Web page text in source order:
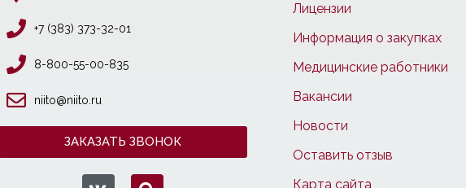
+7 (383) 373-32-01
8-800-55-00-835
niito@niito.ru
ЗАКАЗАТЬ ЗВОНОК
Лицензии
Информация о закупках
Медицинские работники
Вакансии
Новости
Оставить отзыв
Карта сайта